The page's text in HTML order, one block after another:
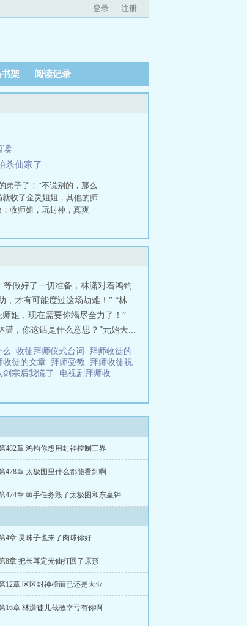
登录 注册
架 阅读记录
读
杀仙家了
弟子了！”不说别的，那么
收了金灵姐姐，其他的师
收师姐，玩封神，真爽
做好了一切准备，林潇对着鸿钧
，才有可能度过这场劫难！” “林
姐，现在需要你竭尽全力了！”
潇，你这话是什么意思？”元始天...
么 收徒拜师仪式台词 拜师收徒的
收徒的文章 拜师受教 拜师收徒祝
剑宗后我慌了 电视剧拜师收
482章 鸿钧你想用封神控制三界
478章 太极图里什么都能看到啊
474章 棘手任务毁了太极图和东皇钟
4章 灵珠子也来了肉球你好
8章 把长耳定光仙打回了原形
12章 区区封神榜而已还是大业
16章 林潇徒儿截教幸亏有你啊